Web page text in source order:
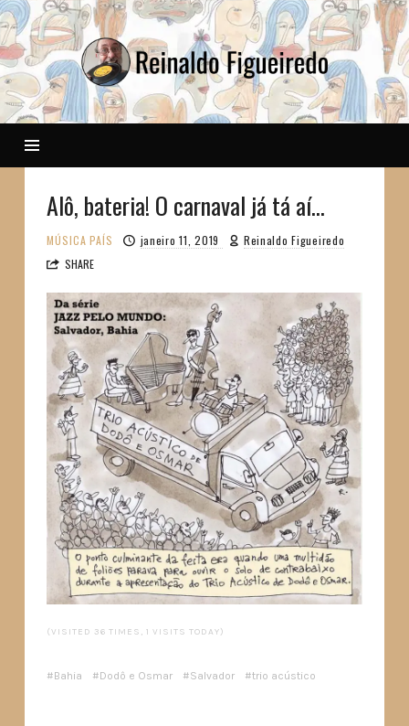
Reinaldo
Alô, bateria! O carnaval já tá aí…
MÚSICA PAÍS janeiro 11, 2019
Reinaldo Figueiredo
SHARE
(VISITED 36 TIMES, 1 VISITS TODAY)
Bahia Dodô e Osmar Salvador trio acústico